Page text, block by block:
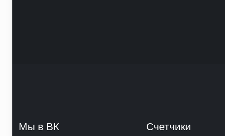
Мы в ВК Счетчики